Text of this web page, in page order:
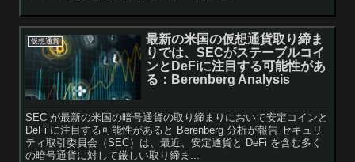
仮想通貨
最新の米国の仮想通貨取り締ま
りでは、SECがステーブルコイ
ンとDeFiに注目する可能性があ
る：Berenberg Analysis
SEC が最新の米国の暗号通貨の取り締まりにおいて安定コインと
DeFi に注目する可能性があると Berenberg 分析が報告 セキュリ
ティ取引委員会（SEC）は、最近、安定通貨と DeFi を含む多く
の暗号通貨に対して厳しい取り締ま...